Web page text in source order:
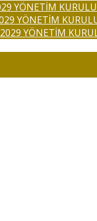
YÖNETİM KURULU
YÖNETİM
YÖNETİM